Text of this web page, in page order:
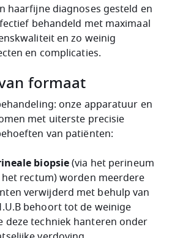
haarfijne diagnoses gesteld en
behandeld met maximaal
en zo weinig
en complicaties.
formaat
onze apparatuur en
met uiterste precisie
van patiënten:
biopsie(via het perineum
het rectum) worden meerdere
verwijderd met behulp van
behoort tot de weinige
deze techniek hanteren onder